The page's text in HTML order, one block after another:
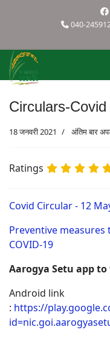
040-
Circulars-Covid
18 जनवरी 2021 अंतिम बार
Ratings
Covid Circular - 12
Preventive
COVID-19
Aarogya Setu app
Android link
: https://